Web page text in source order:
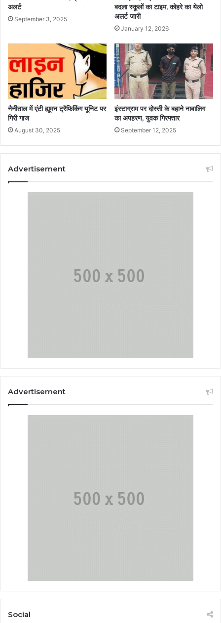
अलर्ट
September 3, 2025
बदला स्कूलों का टाइम, कोहरे का येलो
अलर्ट जारी
January 12, 2026
नैनीताल में एंटी ह्यूमन ट्रैफिकिंग यूनिट पर
गिरी गाज
August 30, 2025
इंस्टाग्राम पर दोस्ती के बहाने नाबालिग
का अपहरण, युवक गिरफ्तार
September 12, 2025
Advertisement
Advertisement
Social